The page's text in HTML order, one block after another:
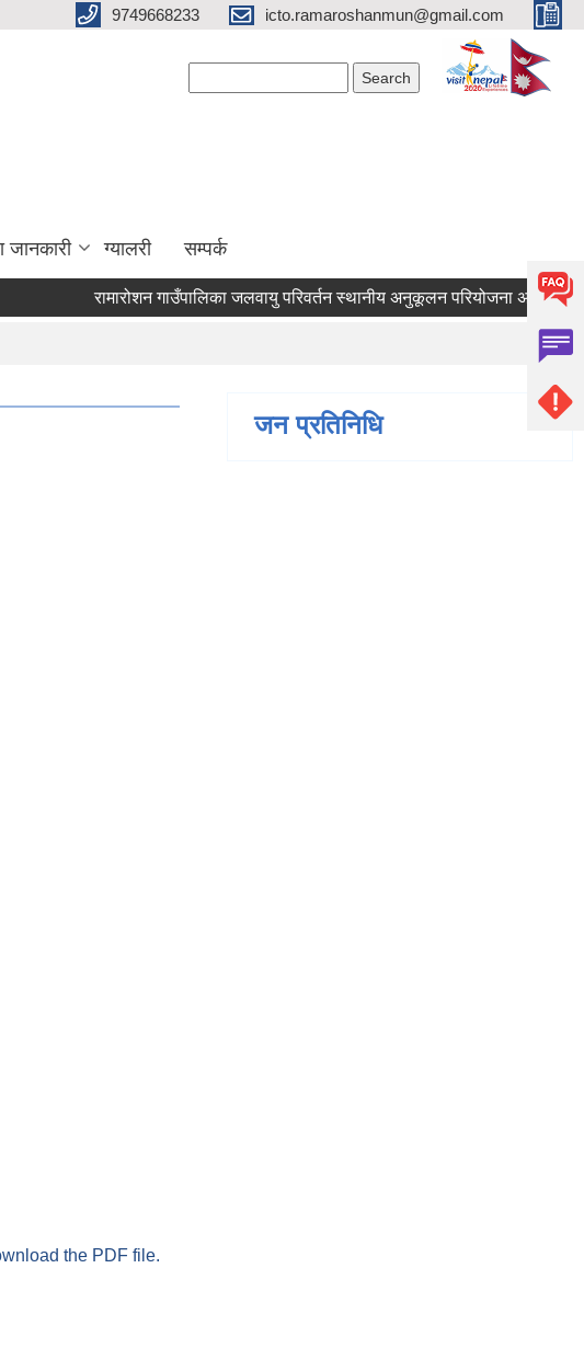
9749668233 icto.ramaroshanmun@gmail.com
जानकारी ग्यालरी सम्पर्क
रामारोशन गाउँपालिका जलवायु परिवर्तन स्थानीय अनुकूलन परियोजना अन्तर्गत आ.व.
the PDF file.
जन प्रतिनिधि